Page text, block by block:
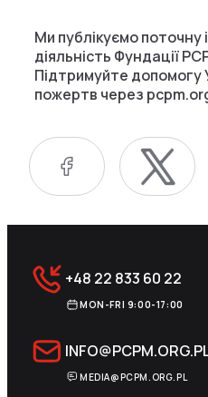
Ми публікуємо
діяльність Фундації
Підтримуйте допомогу
пожертв через
+48 22 833 60 22
MON-FRI 9:00-17:00
MEDIA@PCPM.ORG.PL